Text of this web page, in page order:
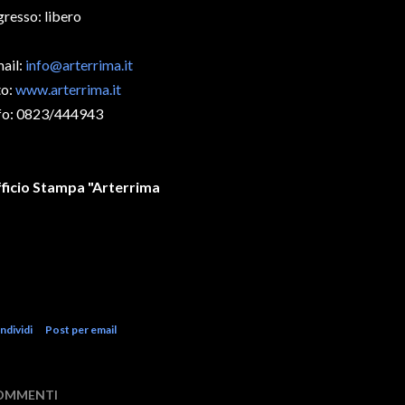
libero
info@arterrima.it
www.arterrima.it
0823/444943
Stampa "Arterrima
Post per email